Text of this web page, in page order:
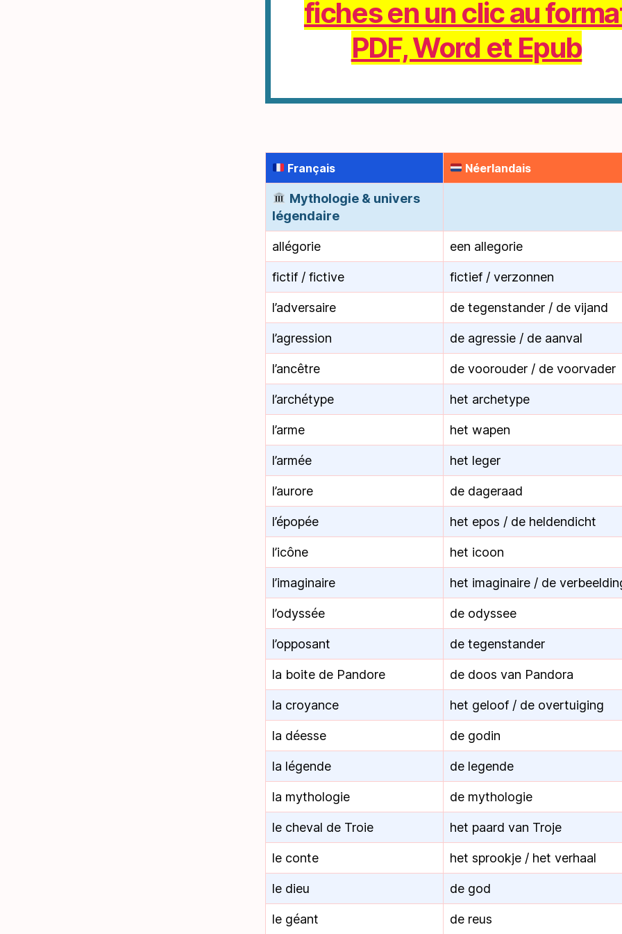
fiches en un clic au
PDF, Word et Epub
Français Néerlandais
Mythologie & univers
légendaire
allégorie een allegorie
fictif / fictive fictief / verzonnen
l’adversaire de tegenstander / de vijand
l’agression de agressie / de aanval
l’ancêtre de voorouder / de voorvader
l’archétype het archetype
l’arme het wapen
l’armée het leger
l’aurore de dageraad
l’épopée het epos / de heldendicht
l’icône het icoon
l’imaginaire het imaginaire / de
l’odyssée de odyssee
l’opposant de tegenstander
la boite de Pandore de doos van Pandora
la croyance het geloof / de overtuiging
la déesse de godin
la légende de legende
la mythologie de mythologie
le cheval de Troie het paard van Troje
le conte het sprookje / het verhaal
le dieu de god
le géant de reus